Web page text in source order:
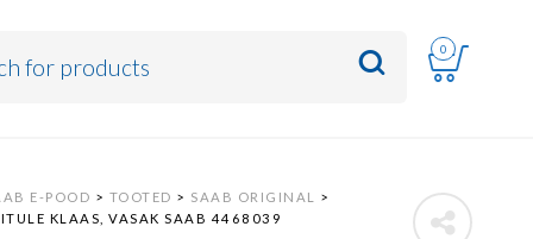
0
E-POOD > TOOTED > SAAB ORIGINAL
>
KLAAS, VASAK SAAB 4468039